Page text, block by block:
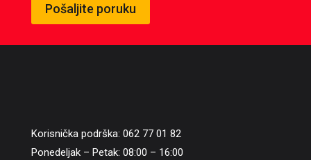
Pošaljite poruku
Korisnička podrška: 062 77 01 82
Ponedeljak – Petak: 08:00 – 16:00